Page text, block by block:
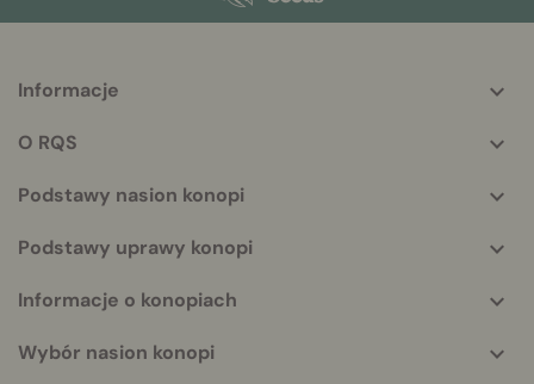
More
info
Informacje
O RQS
Podstawy nasion konopi
Podstawy uprawy konopi
Informacje o konopiach
Wybór nasion konopi